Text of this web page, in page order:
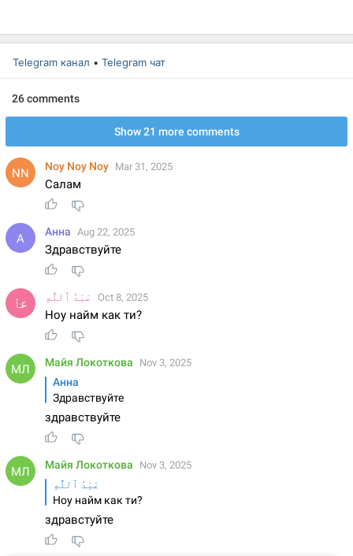
Telegram канал • Telegram чат